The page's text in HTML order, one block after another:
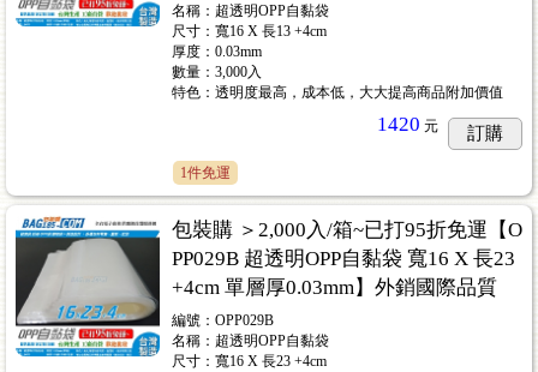
名稱：超透明OPP自黏袋
尺寸：寬16 X 長13 +4cm
厚度：0.03mm
數量：3,000入
特色：透明度最高，成本低，大大提高商品附加價值
1420 元 訂購
1件免運
包裝購 ＞2,000入/箱~已打95折免運【O
PP029B 超透明OPP自黏袋 寬16 X 長23
+4cm 單層厚0.03mm】外銷國際品質
編號：OPP029B
名稱：超透明OPP自黏袋
尺寸：寬16 X 長23 +4cm